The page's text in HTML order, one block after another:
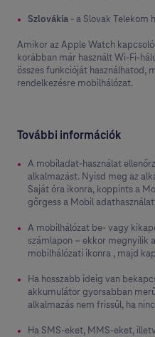
Szlovákia - a Slovak Telekom
Amikor az Apple Watch
korábban már használt Wi-Fi-
összes funkcióját használhatod,
rendelkezésre mobilhálózat.
További információk
A mobiladat-használat
alkalmazást. Nyisd meg az
Saját óra ikonra, koppints a
görgess a Mobil adathasználat
A mobilhálózat be- vagy
számlapon – ekkor megnyílik
mobilhálózati ikonra , majd
Ha hosszabb ideig van
akkumulátor gyorsabban
alkalmazás nem frissül, ha
Ha SMS-eket, MMS-eket,